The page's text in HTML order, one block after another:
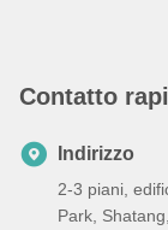
Contatto
Indirizzo
2-3 piani,
Park,